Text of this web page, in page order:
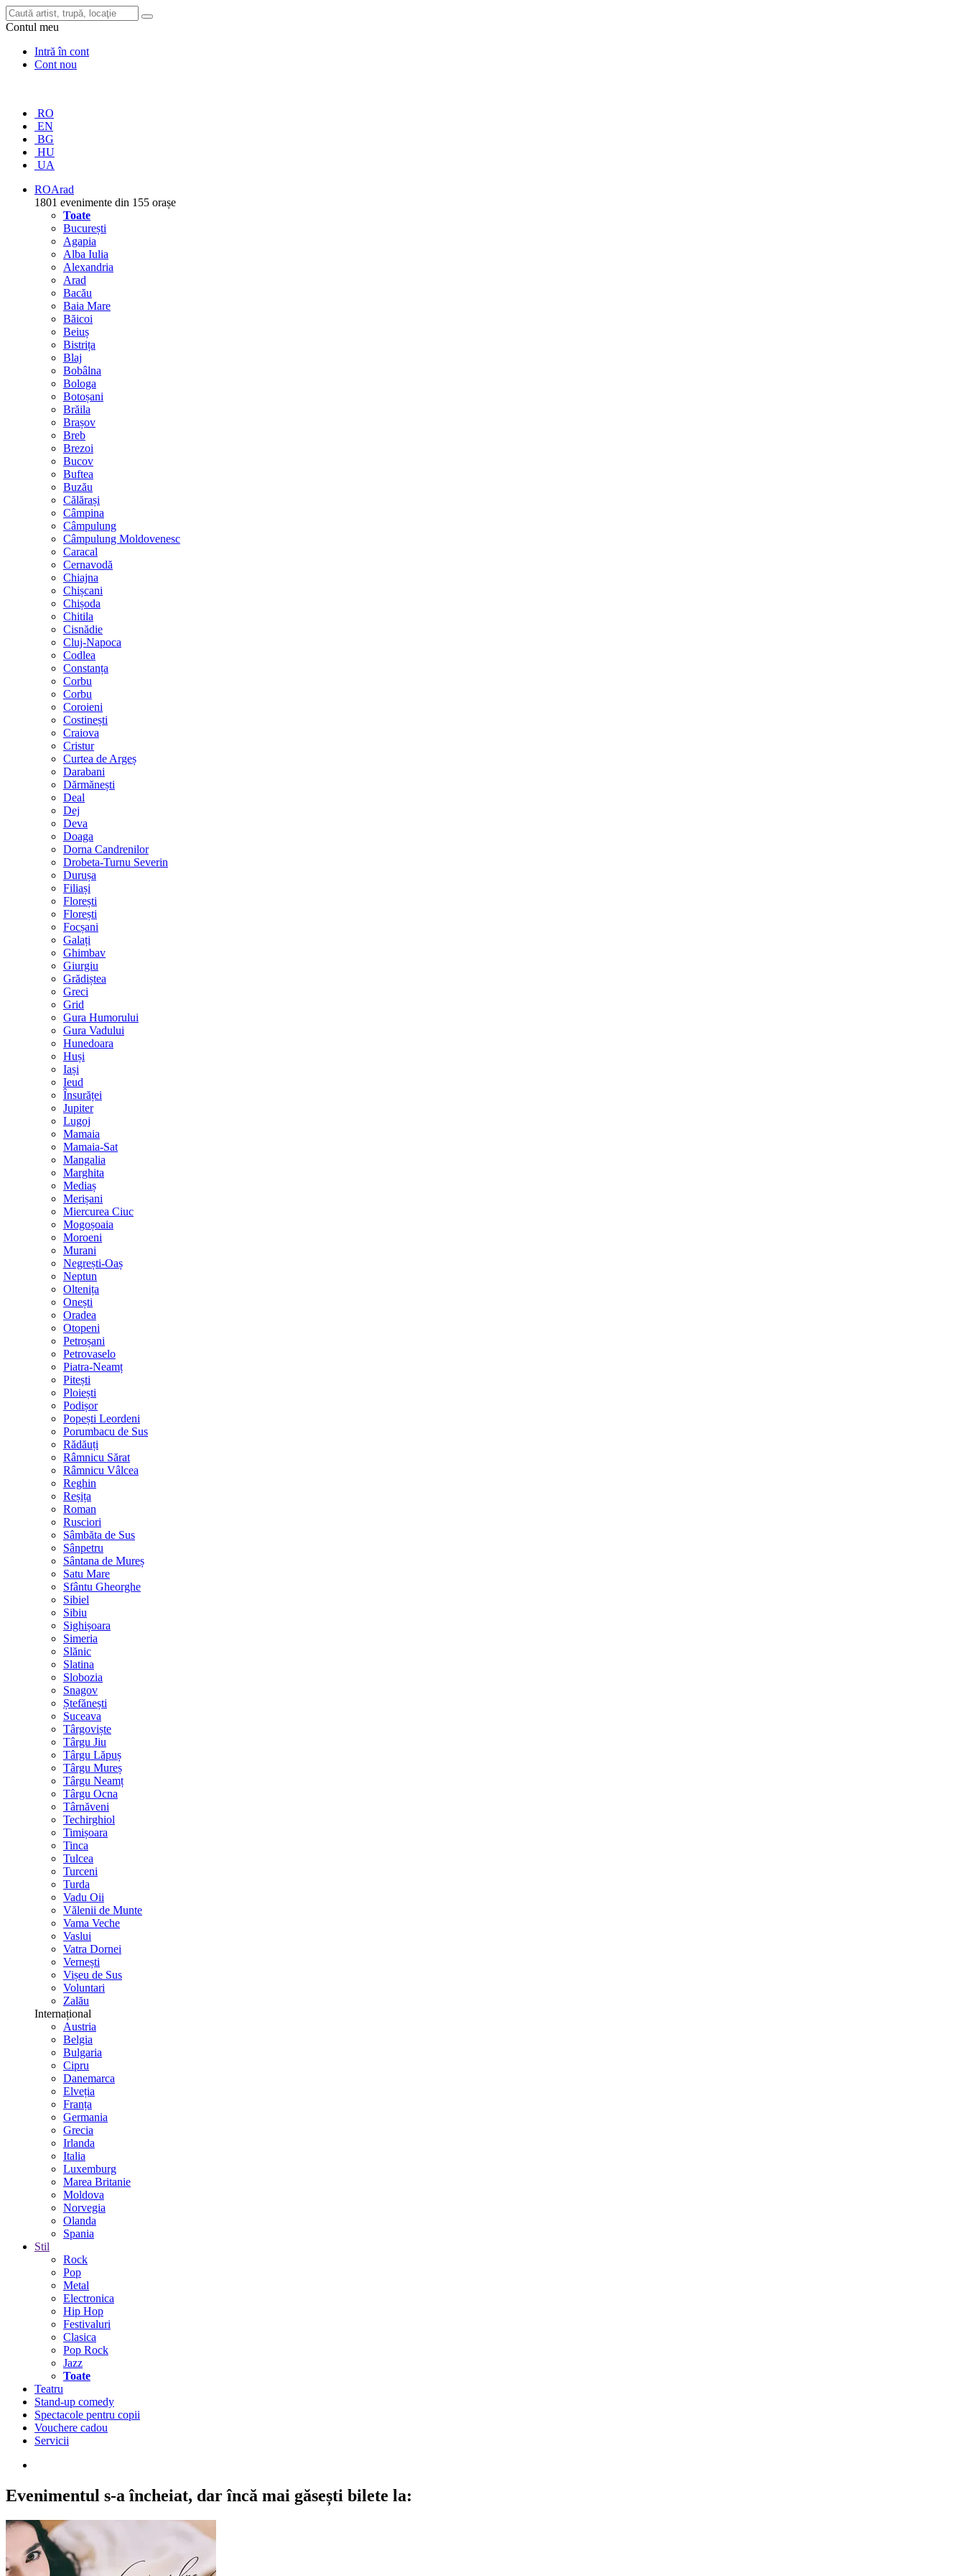
Contul meu
Intră în cont
Cont nou
RO
EN
BG
HU
UA
ROArad
1801 evenimente din 155 orașe
Toate
București
Agapia
Alba Iulia
Alexandria
Arad
Bacău
Baia Mare
Băicoi
Beiuș
Bistrița
Blaj
Bobâlna
Bologa
Botoșani
Brăila
Brașov
Breb
Brezoi
Bucov
Buftea
Buzău
Călărași
Câmpina
Câmpulung
Câmpulung Moldovenesc
Caracal
Cernavodă
Chiajna
Chișcani
Chișoda
Chitila
Cisnădie
Cluj-Napoca
Codlea
Constanța
Corbu
Corbu
Coroieni
Costinești
Craiova
Cristur
Curtea de Argeș
Darabani
Dărmănești
Deal
Dej
Deva
Doaga
Dorna Candrenilor
Drobeta-Turnu Severin
Durușa
Filiași
Florești
Florești
Focșani
Galați
Ghimbav
Giurgiu
Grădiștea
Greci
Grid
Gura Humorului
Gura Vadului
Hunedoara
Huși
Iași
Ieud
Însurăței
Jupiter
Lugoj
Mamaia
Mamaia-Sat
Mangalia
Marghita
Mediaș
Merișani
Miercurea Ciuc
Mogoșoaia
Moroeni
Murani
Negrești-Oaș
Neptun
Oltenița
Onești
Oradea
Otopeni
Petroșani
Petrovaselo
Piatra-Neamț
Pitești
Ploiești
Podișor
Popești Leordeni
Porumbacu de Sus
Rădăuți
Râmnicu Sărat
Râmnicu Vâlcea
Reghin
Reșița
Roman
Rusciori
Sâmbăta de Sus
Sânpetru
Sântana de Mureș
Satu Mare
Sfântu Gheorghe
Sibiel
Sibiu
Sighișoara
Simeria
Slănic
Slatina
Slobozia
Snagov
Ștefănești
Suceava
Târgoviște
Târgu Jiu
Târgu Lăpuș
Târgu Mureș
Târgu Neamț
Târgu Ocna
Târnăveni
Techirghiol
Timișoara
Tinca
Tulcea
Turceni
Turda
Vadu Oii
Vălenii de Munte
Vama Veche
Vaslui
Vatra Dornei
Vernești
Vișeu de Sus
Voluntari
Zalău
Internațional
Austria
Belgia
Bulgaria
Cipru
Danemarca
Elveția
Franța
Germania
Grecia
Irlanda
Italia
Luxemburg
Marea Britanie
Moldova
Norvegia
Olanda
Spania
Stil
Rock
Pop
Metal
Electronica
Hip Hop
Festivaluri
Clasica
Pop Rock
Jazz
Toate
Teatru
Stand-up comedy
Spectacole pentru copii
Vouchere cadou
Servicii
Evenimentul s-a încheiat, dar încă mai găsești bilete la: